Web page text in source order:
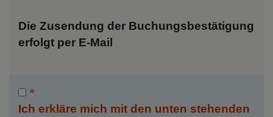
Die Zusendung der Buchungsbestätigung
erfolgt per E-Mail
Ich erkläre mich mit den unten stehenden